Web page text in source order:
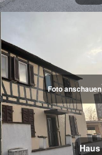
Foto anschauen
Haus